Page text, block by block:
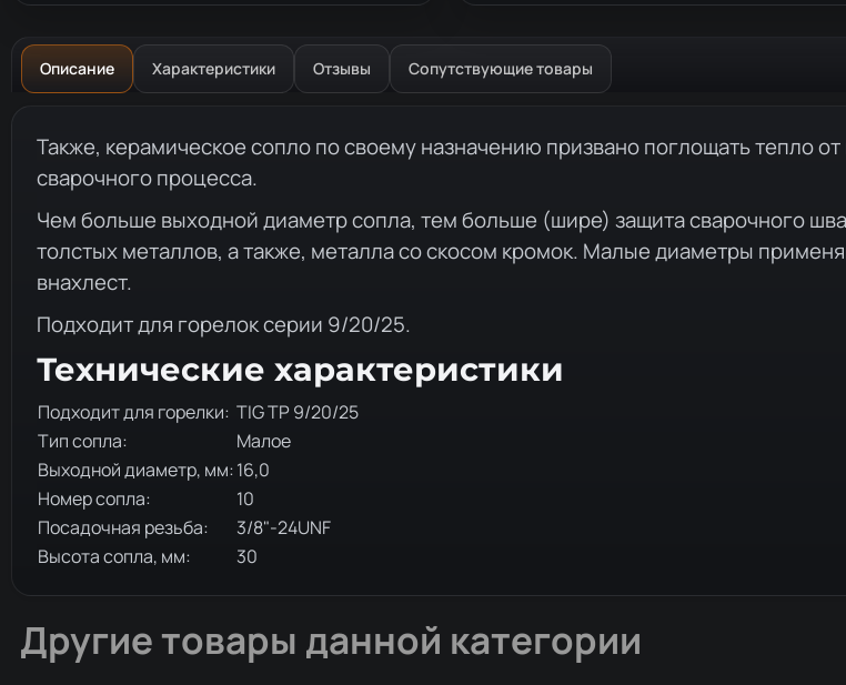
Описание Характеристики Отзывы Сопутствующие товары
Описание товара
Также, керамическое сопло по своему назначению призвано поглощать тепло
сварочного процесса.
Чем больше выходной диаметр сопла, тем больше (шире) защита сварочного
толстых металлов, а также, металла со скосом кромок. Малые диаметры
внахлест.
Подходит для горелок серии 9/20/25.
Технические характеристики
Подходит для горелки: TIG TP 9/20/25
Тип сопла:
Малое
Выходной диаметр, мм:16,0
Номер сопла:
10
Посадочная резьба:
3/8"-24UNF
Высота сопла, мм:
30
Другие товары данной категории